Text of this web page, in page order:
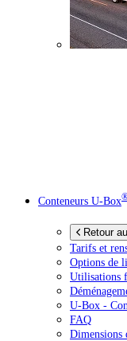
Conteneurs U-Box
Retour
Tarifs et
Options de
Utilisations
U-Box -
FAQ
Dimensions